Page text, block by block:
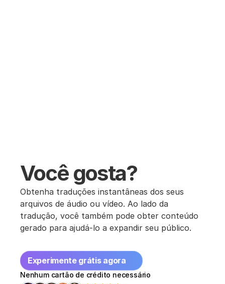
Você gosta?
Obtenha traduções instantâneas dos seus
arquivos de áudio ou vídeo. Ao lado da
tradução, você também pode obter conteúdo
gerado para ajudá-lo a expandir seu público.
Experimente grátis agora
Nenhum cartão de crédito necessário